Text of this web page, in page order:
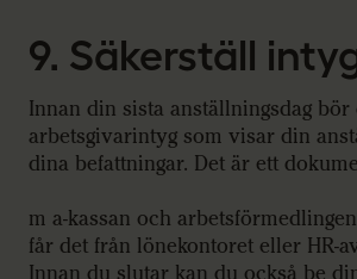
9. Säkerställ
Innan din sista anställningsdag
arbetsgivarintyg som visar din
dina befattningar. Det är ett
m a-kassan och
får det från lönekontoret eller HR-
Innan du slutar kan du också be